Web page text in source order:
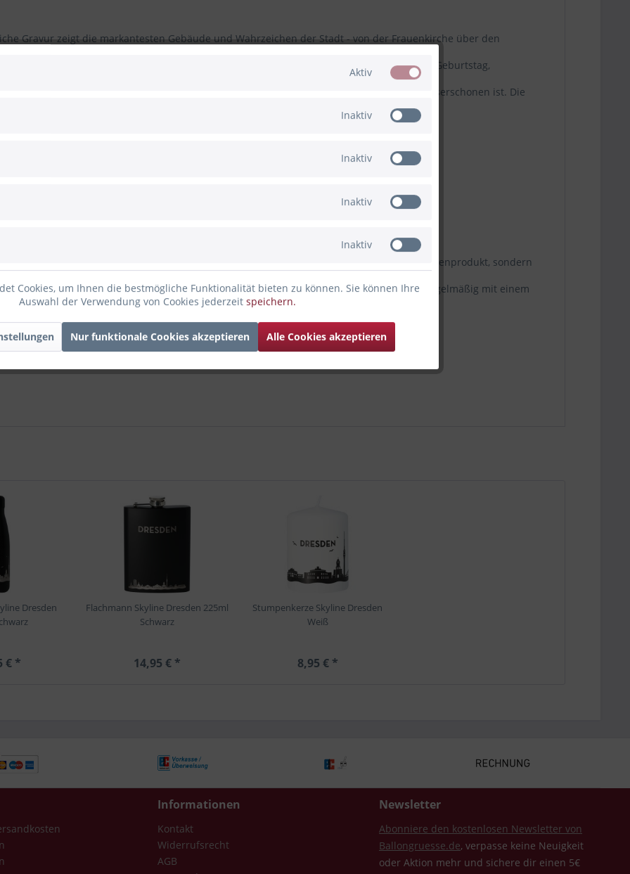
Gravur zeigt die markantesten Gebäude und Wahrzeichen der Stadt - von der Frauenkirche über den
Mal beim Blick darauf, spürt man ein kleines Stück Dresden.
Stadt oder für alle, die ein besonderes Andenken an Dresden verschenken möchten. Ob Geburtstag,
- dieses Frühstücksbrett passt immer.
nachhaltig geerntetem Holz gefertigt, welches nicht nur langlebig, sondern auch messerschonen ist. Die
für ein einzigartiges, edles Erscheinungsbild.
oder einfach nur als Dekoration - dieses Frühstücksbrett ist vielseitig einsetzbar.
wird von uns selbst entworfen und mit modernster Lasertechnik graviert. Kein Massenprodukt, sondern
des Holzes zu bewahren, empfehlen wir, das Brett nur leicht von Hand zu waschen und regelmäßig mit einem
Brett istnichtspülmaschinengeeignet. Wir empfehlen die Rückseite zu benutzen.
Dresden
€ *
Flachmann Skyline Dresden 225ml
Schwarz
14,95 € *
Stumpenkerze Skyline Dresden
Weiß
8,95 € *
Informationen
Kontakt
Widerrufsrecht
AGB
Newsletter
Abonniere den kostenlosen Newsletter von
Ballongruesse.de, verpasse keine Neuigkeit
oder Aktion mehr und sichere dir einen 5€
Aktiv
Inaktiv
Inaktiv
Inaktiv
Inaktiv
Cookies, um Ihnen die bestmögliche Funktionalität bieten zu können. Sie können Ihre
Auswahl der Verwendung von Cookies jederzeit speichern.
Nur funktionale Cookies akzeptieren Alle Cookies akzeptieren